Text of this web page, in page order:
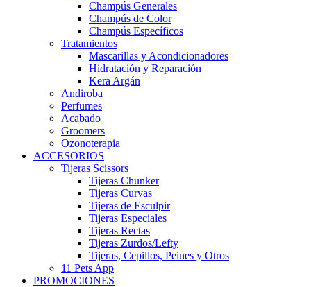
Champús Generales
Champús de Color
Champús Específicos
Tratamientos
Mascarillas y Acondicionadores
Hidratación y Reparación
Kera Argán
Andiroba
Perfumes
Acabado
Groomers
Ozonoterapia
ACCESORIOS
Tijeras Scissors
Tijeras Chunker
Tijeras Curvas
Tijeras de Esculpir
Tijeras Especiales
Tijeras Rectas
Tijeras Zurdos/Lefty
Tijeras, Cepillos, Peines y Otros
11 Pets App
PROMOCIONES